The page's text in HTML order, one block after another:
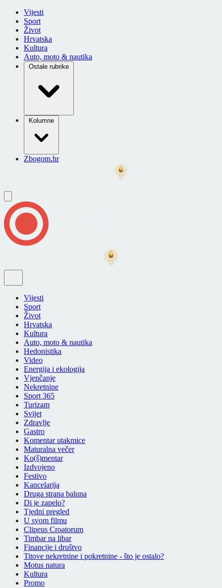
Vijesti
Sport
Život
Hrvatska
Kultura
Auto, moto & nautika
Ostale rubrike
Kolumne
Zbogom.hr
Vijesti
Sport
Život
Hrvatska
Kultura
Auto, moto & nautika
Hedonistika
Video
Energija i ekologija
Vjenčanje
Nekretnine
Sport 365
Turizam
Svijet
Zdravlje
Gastro
Komentar utakmice
Maturalna večer
Ko(š)mentar
Izdvojeno
Festivo
Kancelarija
Druga strana baluna
Di je zapelo?
Tjedni pregled
U svom filmu
Clipeus Croatorum
Timbar na libar
Financije i društvo
Titove nekretnine i pokretnine - što je ostalo?
Motus natura
Kultura
Promo